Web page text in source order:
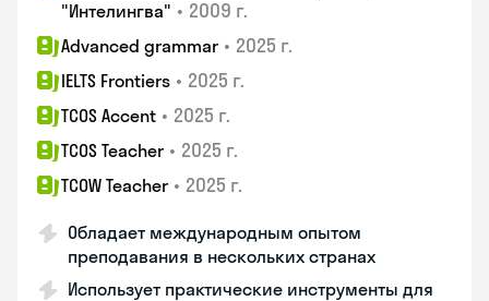
"Интелингва" • 2009 г.
Advanced grammar • 2025 г.
IELTS Frontiers • 2025 г.
TCOS Accent • 2025 г.
TCOS Teacher • 2025 г.
TCOW Teacher • 2025 г.
Обладает международным опытом
преподавания в нескольких странах
Использует практические инструменты для